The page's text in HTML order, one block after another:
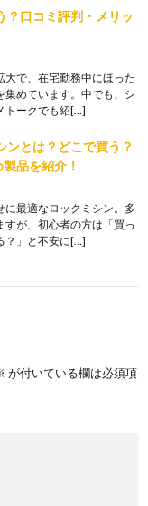
？口コミ評判・メリッ
大で、在宅勤務中にほった
集めています。中でも、シ
トークでも紹[…]
ンとは？どこで買う？
品を紹介！
最適なロックミシン。多
すが、初心者の方は「買っ
？」と不安に[…]
が付いている欄は必須項